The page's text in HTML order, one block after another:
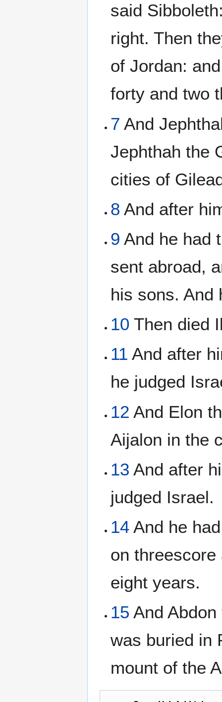
said
right. Then
of Jordan:
forty and two
7 And
Jephthah the
cities of
8 And after
9 And he had
sent abroad,
his sons. And
10 Then died
11 And after
he judged
12 And Elon
Aijalon in the
13 And after
judged Israel.
14 And he
on
eight years.
15 And
was buried in
mount of the